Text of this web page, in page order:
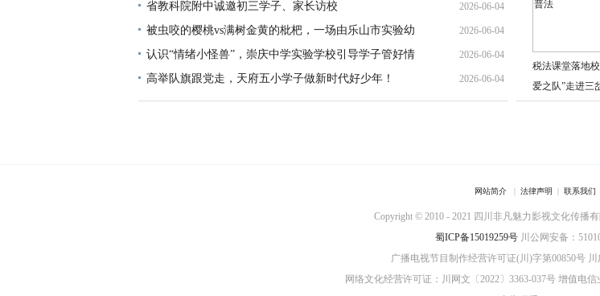
光
省教科院附中诚邀初三学子、家长访校 2026-06-04
被虫咬的樱桃vs满树金黄的枇杷，一场由乐山市实验幼
儿园孩子主导的果树保卫战
2026-06-04
认识“情绪小怪兽”，崇庆中学实验学校引导学子管好情
绪不“炸毛”
2026-06-04
高举队旗跟党走，天府五小学子做新时代好少年！ 2026-06-04
税法课堂落地
爱之队”走进三
网站简介| 法律声明 | 联系我们
Copyright © 2010 - 2021 四川非凡魅力影视文化传播
蜀ICP备15019259号 川公网安备：
广播电视节目制作经营许可证(川)字第00850号
网络文化经营许可证：川网文〔2022〕3363-037号 增值电信